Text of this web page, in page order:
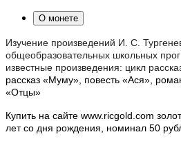
О монете
Изучение произведений И. С.
общеобразовательных школьных
известные произведения: цикл
рассказ «Муму», повесть «Ася»,
«Отцы»
Купить на сайте www.ricgold.com
лет со дня рождения, номинал 50